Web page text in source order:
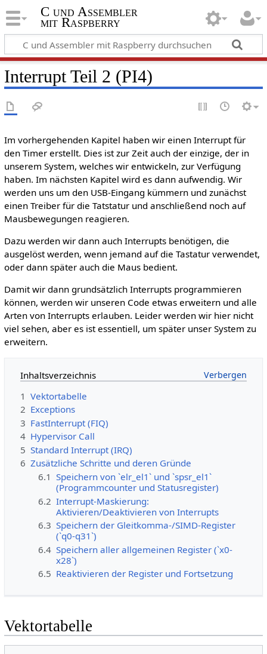
C und Assembler
mit Raspberry
Interrupt Teil 2 (PI4)
Im vorhergehenden Kapitel haben wir einen Interrupt für
den Timer erstellt. Dies ist zur Zeit auch der einzige, der in
unserem System, welches wir entwickeln, zur Verfügung
haben. Im nächsten Kapitel wird es dann aufwendig. Wir
werden uns um den USB-Eingang kümmern und zunächst
einen Treiber für die Tatstatur und anschließend noch auf
Mausbewegungen reagieren.
Dazu werden wir dann auch Interrupts benötigen, die
ausgelöst werden, wenn jemand auf die Tastatur verwendet,
oder dann später auch die Maus bedient.
Damit wir dann grundsätzlich Interrupts programmieren
können, werden wir unseren Code etwas erweitern und alle
Arten von Interrupts erlauben. Leider werden wir hier nicht
viel sehen, aber es ist essentiell, um später unser System zu
erweitern.
Inhaltsverzeichnis
1 Vektortabelle
2 Exceptions
3 FastInterrupt (FIQ)
4 Hypervisor Call
5 Standard Interrupt (IRQ)
6 Zusätzliche Schritte und deren Gründe
6.1 Speichern von `elr_el1` und `spsr_el1`
(Programmcounter und Statusregister)
6.2 Interrupt-Maskierung:
Aktivieren/Deaktivieren von Interrupts
6.3 Speichern der Gleitkomma-/SIMD-Register
(`q0-q31`)
6.4 Speichern aller allgemeinen Register (`x0-
x28`)
6.5 Reaktivieren der Register und Fortsetzung
Vektortabelle